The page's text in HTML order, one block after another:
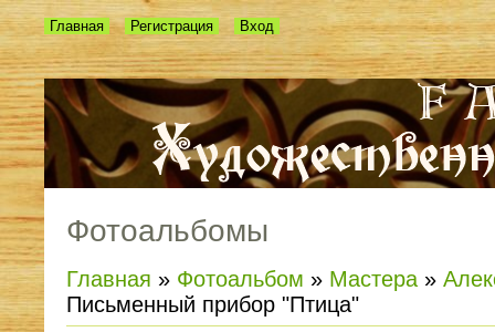
Главная Регистрация Вход
Фотоальбомы
Главная » Фотоальбом » Мастера »
Письменный прибор "Птица"